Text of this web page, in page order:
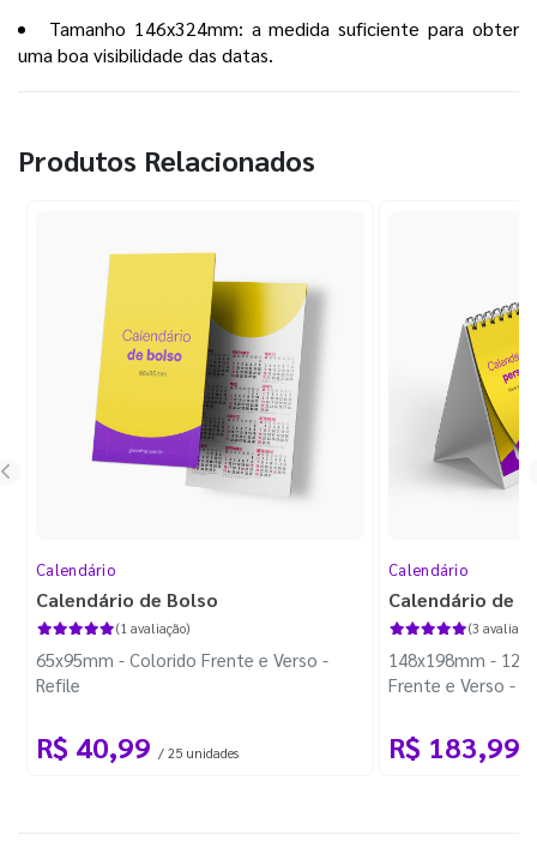
Tamanho 146x324mm: a medida suficiente para obter
uma boa visibilidade das datas.
Produtos Relacionados
Calendário
Calendário de Bolso
(1 avaliação)
65x95mm - Colorido Frente e Verso -
Refile
R$ 40,99 / 25 unidades
Calendário
Calendário de
(3
148x198mm - 12
Frente e Verso -
R$ 183,99